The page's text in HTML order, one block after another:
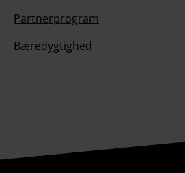
Partnerprogram
Bæredygtighed